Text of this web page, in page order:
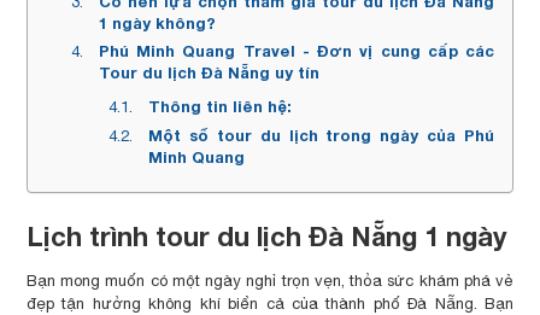
1 ngày không?
Phú Minh Quang Travel - Đơn vị cung cấp các
Tour du lịch Đà Nẵng uy tín
Thông tin liên hệ:
Một số tour du lịch trong ngày của Phú
Minh Quang
Lịch trình tour du lịch Đà Nẵng 1 ngày
Bạn mong muốn có một ngày nghỉ trọn vẹn, thỏa sức khám phá vẻ
đẹp tận hưởng không khí biển cả của thành phố Đà Nẵng. Bạn